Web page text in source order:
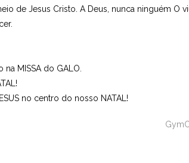
de Jesus Cristo. A Deus, nunca ninguém O
MISSA do GALO.
no centro do nosso NATAL!